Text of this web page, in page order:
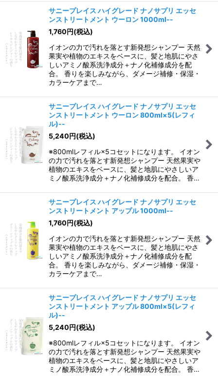
サニープレイス ハイグレード ナノサプリ エッセ
ンストリートメント ウーロン 1000ml--
1,760円(税込)
イオンの力で汚れを落とす新発想シャンプー 天然
果実や植物のエキスをベースに、髪と地肌にやさ
しいアミノ酸系洗浄成分＋ナノ化補修成分を配
合。 香りを楽しみながら、ダメージ補修・保湿・
カラーケアまで…
サニープレイス ハイグレード ナノサプリ エッセ
ンストリートメント ウーロン 800ml×5(レフィ
ル)--
5,240円(税込)
※800mlレフィル×5コセットになります。 イオン
の力で汚れを落とす新発想シャンプー 天然果実や
植物のエキスをベースに、髪と地肌にやさしいア
ミノ酸系洗浄成分＋ナノ化補修成分を配合。 香…
サニープレイス ハイグレード ナノサプリ エッセ
ンストリートメント アップル 1000ml--
1,760円(税込)
イオンの力で汚れを落とす新発想シャンプー 天然
果実や植物のエキスをベースに、髪と地肌にやさ
しいアミノ酸系洗浄成分＋ナノ化補修成分を配
合。 香りを楽しみながら、ダメージ補修・保湿・
カラーケアまで…
サニープレイス ハイグレード ナノサプリ エッセ
ンストリートメント アップル 800ml×5(レフィ
ル)--
5,240円(税込)
※800mlレフィル×5コセットになります。 イオン
の力で汚れを落とす新発想シャンプー 天然果実や
植物のエキスをベースに、髪と地肌にやさしいア
ミノ酸系洗浄成分＋ナノ化補修成分を配合。 香…